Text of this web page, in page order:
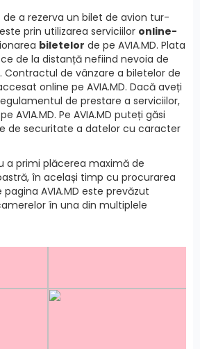
a rezerva un bilet de avion tur-
prin utilizarea serviciilor online-
biletelor de pe AVIA.MD. Plata
de la distanță nefiind nevoia de
Contractul de vânzare a biletelor de
online pe AVIA.MD. Dacă aveți
de prestare a serviciilor,
AVIA.MD. Pe AVIA.MD puteți găsi
de securitate a datelor cu caracter
a primi plăcerea maximă de
în același timp cu procurarea
AVIA.MD este prevăzut
în una din multiplele